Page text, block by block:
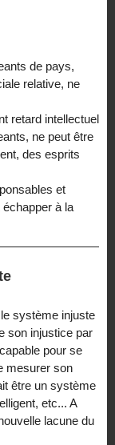
de pays,
relative, ne
retard intellectuel
ne peut être
des esprits
et
à la
système injuste
son injustice par
pour se
mesurer son
être un système
etc... A
lacune du